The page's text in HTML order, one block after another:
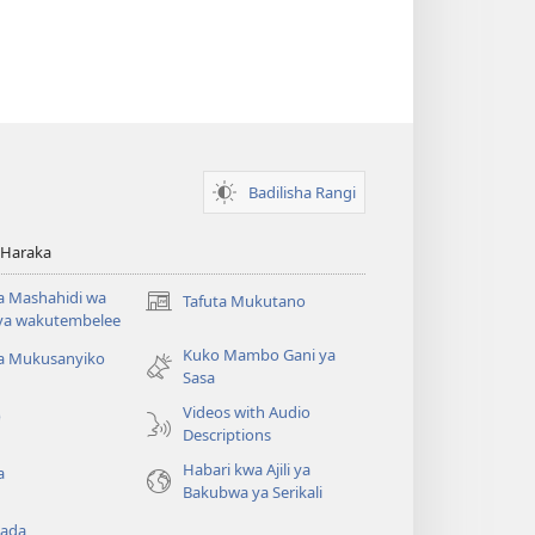
Badilisha Rangi
Mashahidi wa
wakutembelee
Tafuta Mukutano
(opens
window)
Mukusanyiko
Kuko Mambo Gani ya
Sasa
Videos with Audio
Descriptions
Habari kwa Ajili ya
Bakubwa ya Serikali